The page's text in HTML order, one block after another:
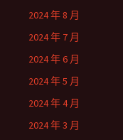
2024 年 8 月
2024 年 7 月
2024 年 6 月
2024 年 5 月
2024 年 4 月
2024 年 3 月